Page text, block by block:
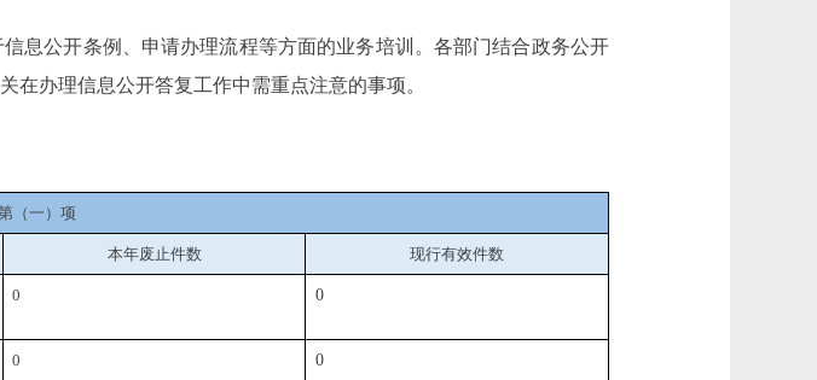
公开条例、申请办理流程等方面的业务培训。各部门结合政务公开
在办理信息公开答复工作中需重点注意的事项。
（一）项
本年废止件数 现行有效件数
0 0
0 0